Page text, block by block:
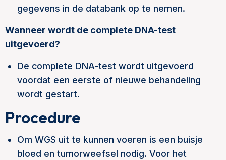
gegevens in de databank op te nemen.
Wanneer wordt de complete DNA-test
uitgevoerd?
De complete DNA-test wordt uitgevoerd
voordat een eerste of nieuwe behandeling
wordt gestart.
Procedure
Om WGS uit te kunnen voeren is een buisje
bloed en tumorweefsel nodig. Voor het